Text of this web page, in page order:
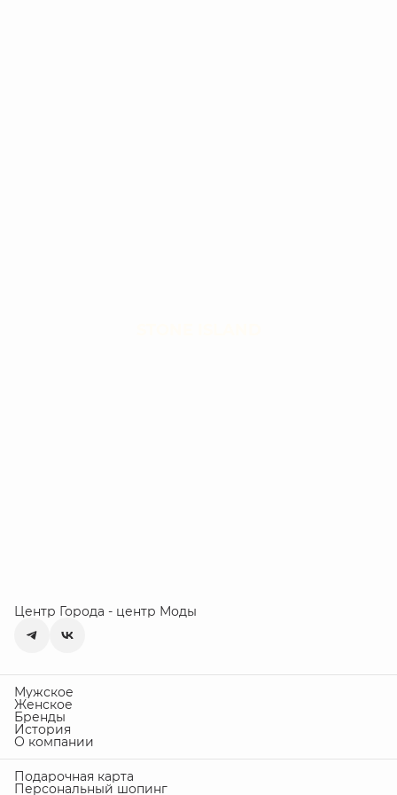
Центр Города - центр Моды
Мужское
Женское
Бренды
История
О компании
Подарочная карта
Персональный шопинг